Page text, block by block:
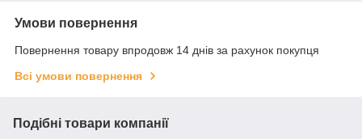
Умови повернення
Повернення товару впродовж 14 днів за рахунок покупця
Всі умови повернення
Подібні товари компанії